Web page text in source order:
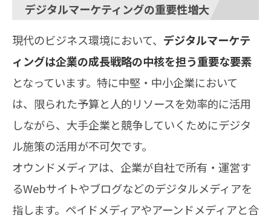
デジタルマーケティングの重要性増大
現代のビジネス環境において、 デジタルマーケテ
ィングは企業の成長戦略の中核を担う重要な要素
となっています。特に中堅・中小企業において
は、限られた予算と人的リソースを効率的に活用
しながら、大手企業と競争していくためにデジタ
ル施策の活用が不可欠です。
オウンドメディアは、企業が自社で所有・運営す
るWebサイトやブログなどのデジタルメディアを
指します。ペイドメディアやアーンドメディアと合